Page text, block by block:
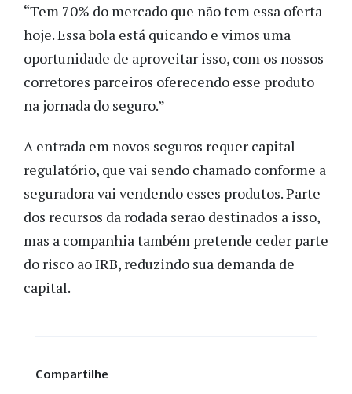
“Tem 70% do mercado que não tem essa oferta
hoje. Essa bola está quicando e vimos uma
oportunidade de aproveitar isso, com os nossos
corretores parceiros oferecendo esse produto
na jornada do seguro.”
A entrada em novos seguros requer capital
regulatório, que vai sendo chamado conforme a
seguradora vai vendendo esses produtos. Parte
dos recursos da rodada serão destinados a isso,
mas a companhia também pretende ceder parte
do risco ao IRB, reduzindo sua demanda de
capital.
Compartilhe